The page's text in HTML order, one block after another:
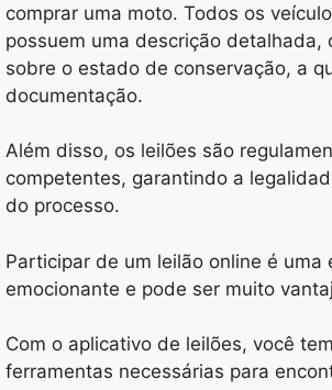
comprar uma moto. Todos os
possuem uma descrição detalhada,
sobre o estado de conservação, a
documentação.
Além disso, os leilões são
competentes, garantindo a
do processo.
Participar de um leilão online é uma
emocionante e pode ser muito
Com o aplicativo de leilões, você
ferramentas necessárias para